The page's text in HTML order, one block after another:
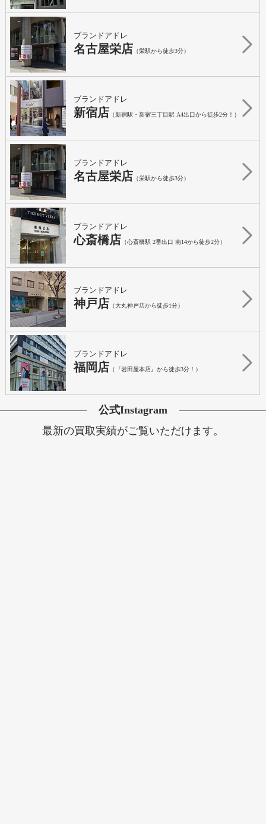
ブランドアドレ
名古屋栄店 （栄駅から徒歩3分）
ブランドアドレ
新宿店 （新宿駅・新宿三丁目駅 A4出口から徒歩2分！）
ブランドアドレ
名古屋栄店 （栄駅から徒歩3分）
ブランドアドレ
心斎橋店 （心斎橋駅 2番出口 南14から徒歩2分）
ブランドアドレ
神戸店 （大丸神戸店から徒歩1分）
ブランドアドレ
福岡店 （『岩田屋本店』から徒歩3分！）
公式Instagram
最新の買取実績がご覧いただけます。